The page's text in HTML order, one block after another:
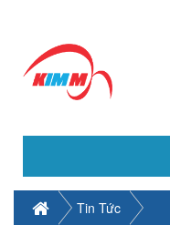
Tin Tức